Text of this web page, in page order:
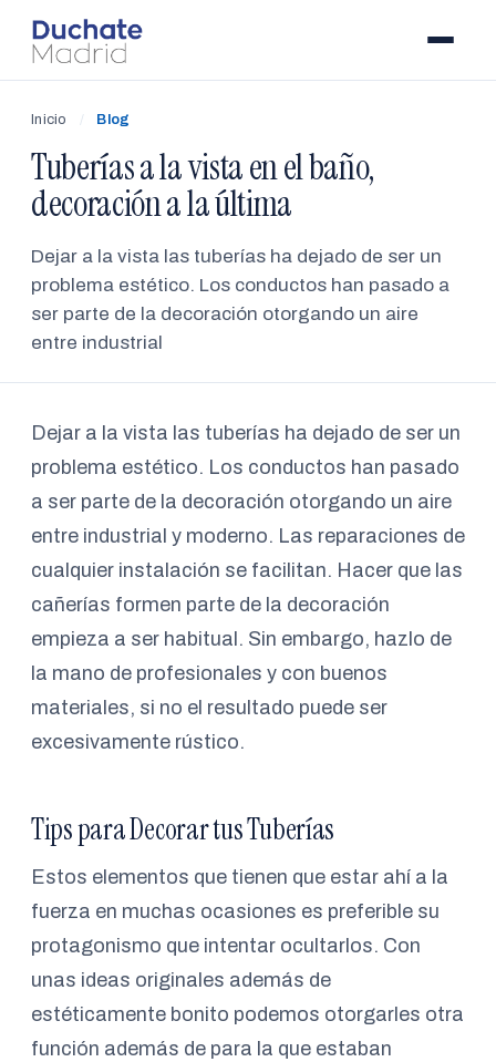
Inicio / Blog
Tuberías a la vista en el baño,
decoración a la última
Dejar a la vista las tuberías ha dejado de ser un
problema estético. Los conductos han pasado a
ser parte de la decoración otorgando un aire
entre industrial
Dejar a la vista las tuberías ha dejado de ser un
problema estético. Los conductos han pasado
a ser parte de la decoración otorgando un aire
entre industrial y moderno. Las reparaciones de
cualquier instalación se facilitan. Hacer que las
cañerías formen parte de la decoración
empieza a ser habitual. Sin embargo, hazlo de
la mano de profesionales y con buenos
materiales, si no el resultado puede ser
excesivamente rústico.
Tips para Decorar tus Tuberías
Estos elementos que tienen que estar ahí a la
fuerza en muchas ocasiones es preferible su
protagonismo que intentar ocultarlos. Con
unas ideas originales además de
estéticamente bonito podemos otorgarles otra
función además de para la que estaban